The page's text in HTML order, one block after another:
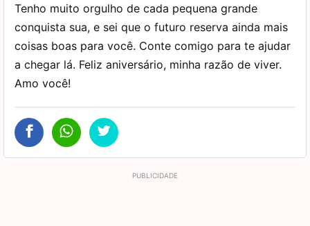
Tenho muito orgulho de cada pequena grande
conquista sua, e sei que o futuro reserva ainda mais
coisas boas para você. Conte comigo para te ajudar
a chegar lá. Feliz aniversário, minha razão de viver.
Amo você!